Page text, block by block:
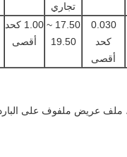
تجاري
0.030
كحد
أقصى
17.50 ~
19.50
1.00 كحد
أقصى